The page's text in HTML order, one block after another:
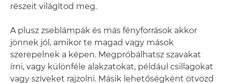
részeit világítod meg.
A plusz zseblámpák és más fényforrások akkor
jönnek jól, amikor te magad vagy mások
szerepelnek a képen. Megpróbálhatsz szavakat
írni, vagy különféle alakzatokat, például csillagokat
vagy szíveket rajzolni. Másik lehetőségként ötvözd